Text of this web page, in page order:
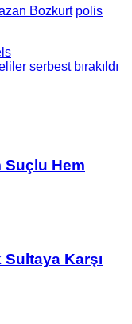
Bozkurt polis
serbest bırakıldı
Suçlu Hem
Sultaya Karşı